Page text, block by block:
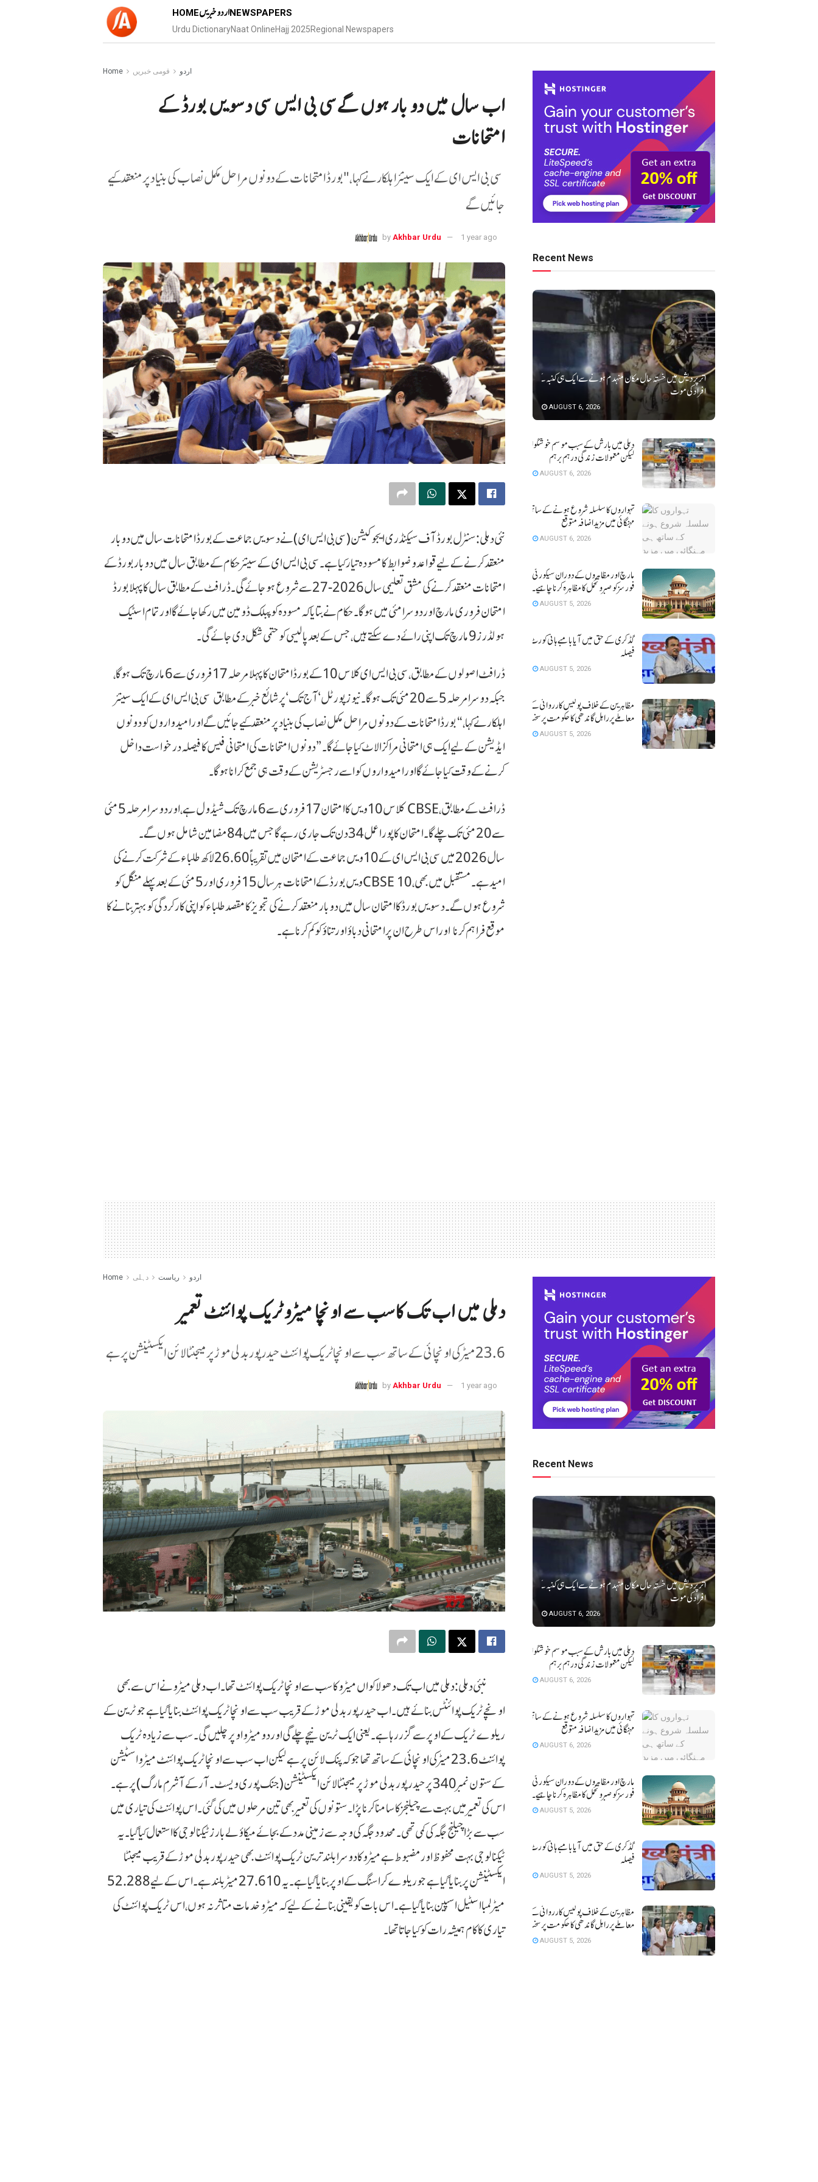
HOMEاردو خبریںNEWSPAPERS
Urdu DictionaryNaat OnlineHajj 2025Regional Newspapers
Home اردو قومی خبریں
اب سال میں دو بار ہوں گےسی بی ایس سی دسویں بورڈ کے
امتحانات
سی بی ایس ای کے ایک سینئر اہلکار نے کہا، "بورڈ امتحانات کے دونوں مراحل مکمل نصاب کی بنیاد پر منعقد کیے
جائیں گے
by Akhbar Urdu 1 year ago
نئی دہلی:سنٹرل بورڈ آف سیکنڈری ایجوکیشن (سی بی ایس ای) نے دسویں جماعت کے بورڈ امتحانات سال میں دو بار
منعقد کرنے کے لیے قواعد و ضوابط کا مسودہ تیار کیا ہے۔ سی بی ایس ای کے سینئر حکام کے مطابق سال میں دو بار بورڈ کے
امتحانات منعقد کرنے کی مشق تعلیمی سال 2026-27 سے شروع ہو جائے گی۔ ڈرافٹ کے مطابق سال کا پہلا بورڈ
امتحان فروری مارچ اور دوسرا مئی میں ہوگا۔ حکام نے بتایا کہ مسودہ کو پبلک ڈومین میں رکھا جائے گا اور تمام اسٹیک
ہولڈرز 9 مارچ تک اپنی رائے دے سکتے ہیں، جس کے بعد پالیسی کو حتمی شکل دی جائے گی۔
ڈرافٹ اصولوں کے مطابق، سی بی ایس ای کلاس 10 کے بورڈ امتحان کا پہلا مرحلہ 17 فروری سے 6 مارچ تک ہوگا،
جبکہ دوسرا مرحلہ 5 سے 20 مئی تک ہوگا۔نیوز پورٹل ‘آج تک‘ پر شائع خبر کے مطابق سی بی ایس ای کے ایک سینئر
اہلکار نے کہا، “بورڈ امتحانات کے دونوں مراحل مکمل نصاب کی بنیاد پر منعقد کیے جائیں گے اور امیدواروں کو دونوں
ایڈیشن کے لیے ایک ہی امتحانی مراکز الاٹ کیا جائے گا۔” دونوں امتحانات کی امتحانی فیس کا فیصلہ درخواست داخل
کرنے کے وقت کیا جائے گا اور امیدواروں کو اسے رجسٹریشن کے وقت ہی جمع کرانا ہوگا۔
ڈرافٹ کے مطابق، CBSE کلاس 10ویں کا امتحان 17 فروری سے 6 مارچ تک شیڈول ہے، اور دوسرا مرحلہ 5 مئی
سے 20 مئی تک چلے گا۔ امتحان کا پورا عمل 34 دن تک جاری رہے گا جس میں 84 مضامین شامل ہوں گے۔
سال 2026 میں سی بی ایس ای کے 10ویں جماعت کے امتحان میں تقریباً 26.60 لاکھ طلباء کے شرکت کرنے کی
امید ہے۔ مستقبل میں بھی، CBSE 10ویں بورڈ کے امتحانات ہر سال 15 فروری اور 5 مئی کے بعد پہلے منگل کو
شروع ہوں گے۔ دسویں بورڈ کا امتحان سال میں دو بار منعقد کرنے کی تجویز کا مقصد طلباء کو اپنی کارکردگی کو بہتر بنانے کا
موقع فراہم کرنا اور اس طرح ان پر امتحانی دباؤ اور تناؤ کو کم کرنا ہے۔
Recent News
اتر پردیش میں خستہ حال مکان منہدم ہونے سے ایک ہی کنبہ کے 6
افراد کی موت
AUGUST 6, 2026
لیکن معمولات زندگی درہم برہم
AUGUST 6, 2026
تہواروں کا سلسلہ شروع ہونے کے ساتھ ہی
مہنگائی میں مزید اضافہ متوقع
AUGUST 6, 2026
مارچ اور مظاہروں کے دوران سیکورٹی
فورسز کو صبر و تحمل کا مظاہرہ کرنا چاہیے۔ سپریم
AUGUST 5, 2026
گڈکری کے حق میں آیا بامبے ہائی کورٹ کا
فیصلہ
AUGUST 5, 2026
مظاہرین کے خلاف پولیس کارروائی کے
معاملے پرراہل گاندھی کا حکومت پر سخت
AUGUST 5, 2026
Home اردو ریاست دہلی
دہلی میں اب تک کاسب سے اونچا میٹروٹریک پوائنٹ تعمیر
23.6 میٹر کی اونچائی کے ساتھ سب سے اونچا ٹریک پوائنٹ حیدر پور بدلی موڑ پر میجنٹا لائن ایکسٹینشن پر ہے
by Akhbar Urdu 1 year ago
نبئی دہلی : دہلی میں اب تک دھولا کواں میٹرو کا سب سے اونچا ٹریک پوائنٹ تھا۔ اب دہلی میٹرو نے اس سے بھی
اونچے ٹریک پوائنٹس بنائے ہیں۔ اب حیدر پور بدلی موڑکے قریب سب سے اونچا ٹریک پوائنٹ بنایا گیا ہے جو ٹرین کے
ریلوے ٹریک کے اوپر سے گزر رہا ہے۔ یعنی ایک ٹرین نیچے چلے گی اور دو میٹرو اوپر چلیں گی۔ سب سے زیادہ ٹریک
پوائنٹ 23.6 میٹر کی اونچائی کے ساتھ تھا جوکہ پنک لائن پر ہے لیکن اب سب سے اونچا ٹریک پوائنٹ میٹرو اسٹیشن
کے ستون نمبر340 پر حیدر پور بدلی موڑ پر میجنٹا لائن ایکسٹینشن (جنک پوری ویسٹ ۔ آر کے آشرم مارگ) پر ہے۔
اس کی تعمیر میں بہت سے چیلنجز کا سامنا کرنا پڑا۔ ستونوں کی تعمیر بھی تین مرحلوں میں کی گئی۔ اس پوائنٹ کی تیاری میں
سب سے بڑا چیلنج جگہ کی کمی تھی۔محدود جگہ کی وجہ سے زمینی مدد کے بجائے میکاؤلے بارز ٹیکنالوجی کا استعمال کیا گیا۔ یہ
ٹیکنالوجی بہت محفوظ اور مضبوط ہے میٹروکا دوسرا بلند ترین ٹریک پوائنٹ بھی حیدر پور بدلی موڑکے قریب میجنٹا
ایکسٹینشن پر بنایا گیا ہے جو ریلوے کراسنگ کے اوپر بنایاگیا ہے۔ یہ 27.610 میٹر بلند ہے۔ اس کے لیے 52.288
میٹر لمبا اسٹیل اسپین بنایا گیا ہے۔اس بات کو یقینی بنانے کے لیے کہ میٹرو خدمات متاثر نہ ہوں، اس ٹریک پوائنٹ کی
تیاری کا کام ہمیشہ رات کوکیا جاتا تھا۔
Recent News
اتر پردیش میں خستہ حال مکان منہدم ہونے سے ایک ہی کنبہ کے 6
افراد کی موت
AUGUST 6, 2026
لیکن معمولات زندگی درہم برہم
AUGUST 6, 2026
تہواروں کا سلسلہ شروع ہونے کے ساتھ ہی
مہنگائی میں مزید اضافہ متوقع
AUGUST 6, 2026
مارچ اور مظاہروں کے دوران سیکورٹی
فورسز کو صبر و تحمل کا مظاہرہ کرنا چاہیے۔ سپریم
AUGUST 5, 2026
گڈکری کے حق میں آیا بامبے ہائی کورٹ کا
فیصلہ
AUGUST 5, 2026
مظاہرین کے خلاف پولیس کارروائی کے
معاملے پرراہل گاندھی کا حکومت پر سخت
AUGUST 5, 2026